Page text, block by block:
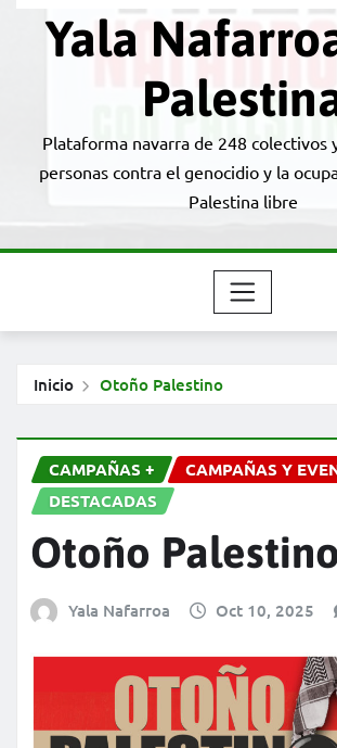
Yala
Plataforma navarra de 248 colectivos
personas contra el genocidio y la
Palestina libre
Inicio Otoño Palestino
CAMPAÑAS +
CAMPAÑAS Y
DESTACADAS
Otoño Palestino
Yala Nafarroa Oct 10, 2025